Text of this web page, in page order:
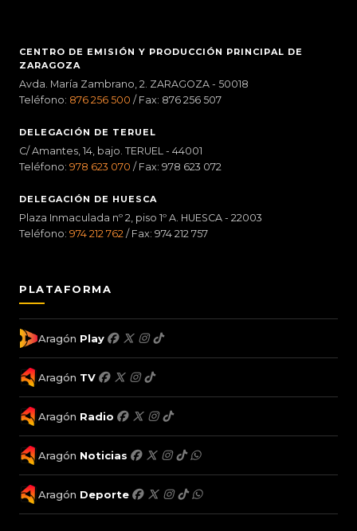
CENTRO DE EMISIÓN Y PRODUCCIÓN PRINCIPAL DE
ZARAGOZA
Avda. María Zambrano, 2. ZARAGOZA - 50018
Teléfono: 876 256 500 / Fax: 876 256 507
DELEGACIÓN DE TERUEL
C/ Amantes, 14, bajo. TERUEL - 44001
Teléfono: 978 623 070 / Fax: 978 623 072
DELEGACIÓN DE HUESCA
Plaza Inmaculada nº 2, piso 1º A. HUESCA - 22003
Teléfono: 974 212 762 / Fax: 974 212 757
PLATAFORMA
Aragón Play
Aragón TV
Aragón Radio
Aragón Noticias
Aragón Deporte